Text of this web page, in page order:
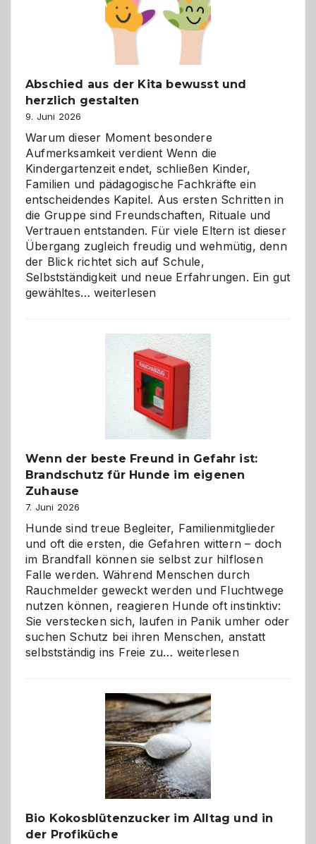
Abschied aus der Kita bewusst und
herzlich gestalten
9. Juni 2026
Warum dieser Moment besondere
Aufmerksamkeit verdient Wenn die
Kindergartenzeit endet, schließen Kinder,
Familien und pädagogische Fachkräfte ein
entscheidendes Kapitel. Aus ersten Schritten in
die Gruppe sind Freundschaften, Rituale und
Vertrauen entstanden. Für viele Eltern ist dieser
Übergang zugleich freudig und wehmütig, denn
der Blick richtet sich auf Schule,
Selbstständigkeit und neue Erfahrungen. Ein gut
gewähltes…Abschied
bewusst
herzlich
gestalten
weiterlesen
Wenn der beste Freund in Gefahr ist:
Brandschutz für Hunde im eigenen
Zuhause
7. Juni 2026
Hunde sind treue Begleiter, Familienmitglieder
und oft die ersten, die Gefahren wittern – doch
im Brandfall können sie selbst zur hilflosen
Falle werden. Während Menschen durch
Rauchmelder geweckt werden und Fluchtwege
nutzen können, reagieren Hunde oft instinktiv:
Sie verstecken sich, laufen in Panik umher oder
suchen Schutz bei ihren Menschen, anstatt
selbstständig ins Freie zu… Wenn
Freund
in
Gefahr
ist:
Brandschutz
für
Hunde
eigenen
weiterlesen
Bio Kokosblütenzucker im Alltag und in
der Profiküche